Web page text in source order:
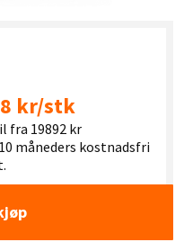
kr/stk
fra 19892 kr
måneders kostnadsfri